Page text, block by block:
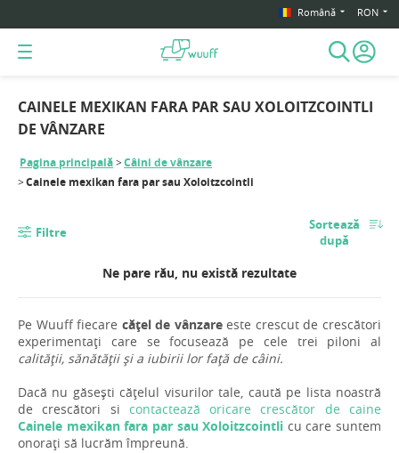
Română RON
CAINELE MEXIKAN FARA PAR SAU XOLOITZCOINTLI
DE VÂNZARE
Pagina principală
Câini de vânzare
Cainele mexikan fara par sau Xoloitzcointli
Filtre
Sortează
după
Ne pare rău, nu există rezultate
Pe Wuuff fiecare cățel de vânzareeste crescut de crescători
experimentați care se focusează pe cele trei piloni al
calității, sănătății și a iubirii lor față de câini.
Dacă nu găsești cățelul visurilor tale, caută pe lista noastră
de crescători si contactează oricare crescător de caine
Cainele mexikan fara par sau Xoloitzcointli cu care suntem
onorați să lucrăm împreună.